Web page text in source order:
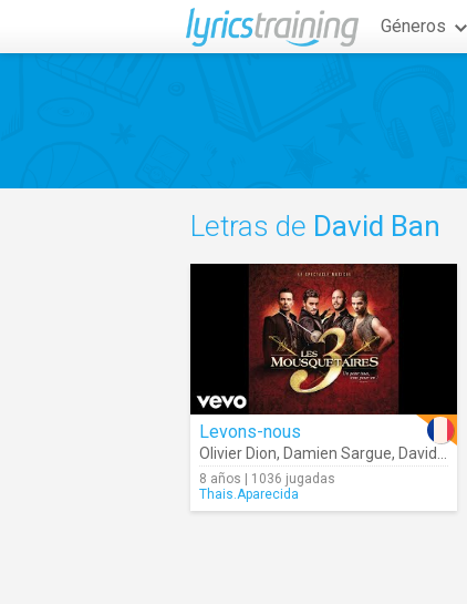
Géneros
Letras de David Ban
Levons-nous
Olivier Dion, Damien Sargue, David Ban
8 años | 1036 jugadas
Thais.Aparecida